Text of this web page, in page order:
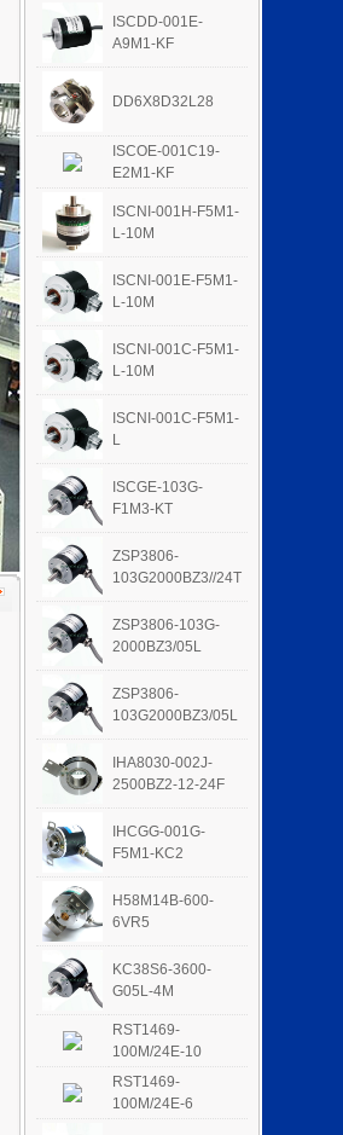
ISCDD-001E-
A9M1-KF
DD6X8D32L28
ISCOE-001C19-
E2M1-KF
ISCNI-001H-F5M1-
L-10M
ISCNI-001E-F5M1-
L-10M
ISCNI-001C-F5M1-
L-10M
ISCNI-001C-F5M1-
L
ISCGE-103G-
F1M3-KT
ZSP3806-
103G2000BZ3//24T
ZSP3806-103G-
2000BZ3/05L
ZSP3806-
103G2000BZ3/05L
IHA8030-002J-
2500BZ2-12-24F
IHCGG-001G-
F5M1-KC2
H58M14B-600-
6VR5
KC38S6-3600-
G05L-4M
RST1469-
100M/24E-10
RST1469-
100M/24E-6